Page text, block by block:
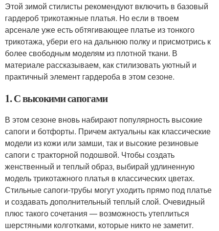
Этой зимой стилисты рекомендуют включить в базовый
гардероб трикотажные платья. Но если в твоем
арсенале уже есть обтягивающее платье из тонкого
трикотажа, убери его на дальнюю полку и присмотрись к
более свободным моделям из плотной ткани. В
материале рассказываем, как стилизовать уютный и
практичный элемент гардероба в этом сезоне.
1. С высокими сапогами
В этом сезоне вновь набирают популярность высокие
сапоги и ботфорты. Причем актуальны как классические
модели из кожи или замши, так и высокие резиновые
сапоги с тракторной подошвой. Чтобы создать
женственный и теплый образ, выбирай удлиненную
модель трикотажного платья в классических цветах.
Стильные сапоги-трубы могут уходить прямо под платье
и создавать дополнительный теплый слой. Очевидный
плюс такого сочетания — возможность утеплиться
шерстяными колготками, которые никто не заметит.